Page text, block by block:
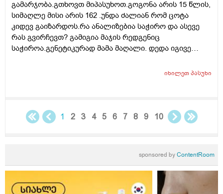
რამდენჯერმე,ხანგძლივად ან რა სქემას მირჩევთ
რკინა რომ არ დამიგროვდეს. ჰემოგლობინი მაქვს
ანალიზით 161 (120-160 ნორმ). ფერიტინი,ჰემატოკრიტი
და მთლიანად სისხლის ანალიზი ნორმაში მაქვს.
გამარჯობა.გთხოვთ მიპასუხოთ.გოგონა არის 15 წლის,
სიმაღლე მისი არის 162 .უნდა ძალიან რომ ცოტა
კიდევ გაიზარდოს.რა ანალიზებია საჭირო და ასევე
რას გვირჩევთ? გამიგია მაჯის რედგენიც
საჭიროა.გენეტიკურად მამა მაღალი. დედა იგივე
პლასკასტოპიაც.რომ მომწეროთ რა გამოკვლრვებია
იხილეთპასუხი
1 2 3 4 5 6 7 8 9 10
sponsored byContentRoom